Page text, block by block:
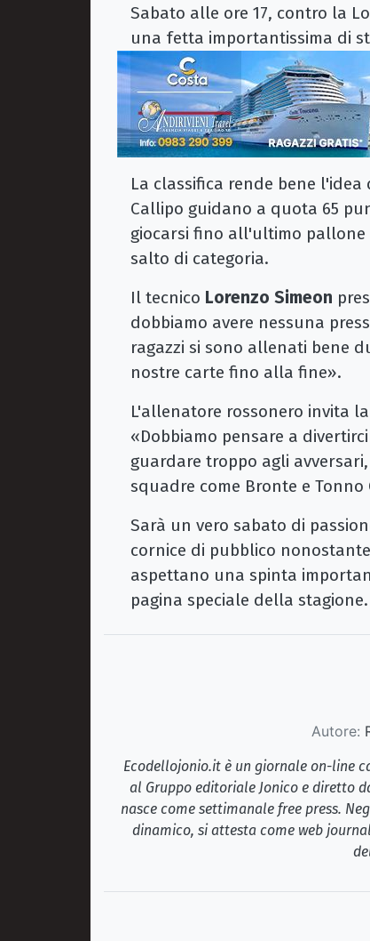
Sabato alle ore 17, contro la
una fetta importantissima di
La classifica rende bene
Callipo guidano a quota 65
giocarsi fino all'ultimo pallone
salto di categoria.
Il tecnico Lorenzo Simeon
dobbiamo avere nessuna
ragazzi si sono allenati bene
nostre carte fino alla fine».
L'allenatore rossonero invita
«Dobbiamo pensare a
guardare troppo agli
squadre come Bronte e Tonno
Sarà un vero sabato di
cornice di pubblico
aspettano una spinta
pagina speciale della stagione.
Autore:
Ecodellojonio.it è un giornale on-line
al Gruppo editoriale Jonico e diretto
nasce come settimanale free press.
dinamico, si attesta come web